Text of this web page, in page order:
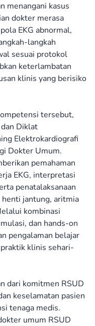
menangani kasus
dokter merasa
EKG abnormal,
langkah
sesuai protokol
keterlambatan
klinis yang berisiko
tersebut,
Diklat
Elektrokardiografi
Dokter Umum.
pemahaman
EKG, interpretasi
penatalaksanaan
jantung, aritmia
kombinasi
dan hands-on
pengalaman belajar
klinis sehari-
dari komitmen RSUD
keselamatan pasien
tenaga medis.
umum RSUD